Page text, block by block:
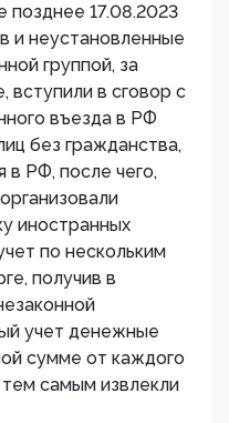
позднее 17.08.2023
и неустановленные
группой, за
в сговор с
въезда в РФ
без гражданства,
в РФ, после чего,
иностранных
по нескольким
получив в
учет денежные
сумме от каждого
самым извлекли